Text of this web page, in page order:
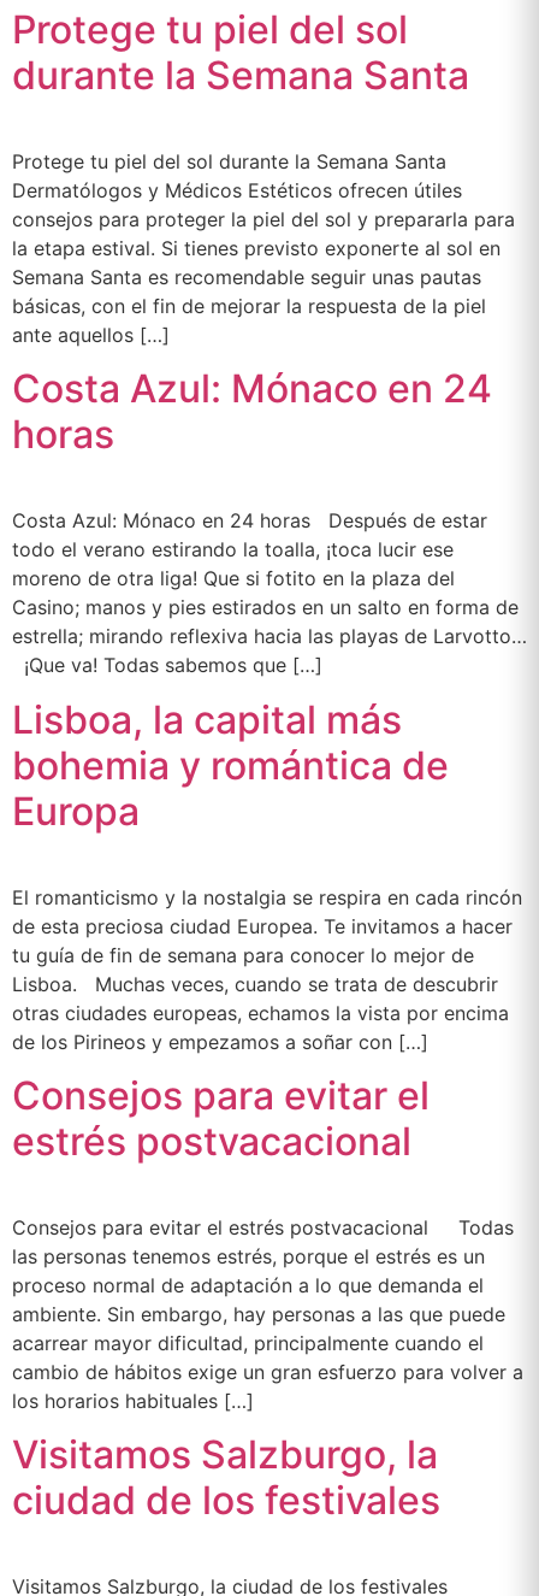
Protege tu piel del sol
durante la Semana Santa
Protege tu piel del sol durante la Semana Santa
Dermatólogos y Médicos Estéticos ofrecen útiles
consejos para proteger la piel del sol y prepararla para
la etapa estival. Si tienes previsto exponerte al sol en
Semana Santa es recomendable seguir unas pautas
básicas, con el fin de mejorar la respuesta de la piel
ante aquellos […]
Costa Azul: Mónaco en 24
horas
Costa Azul: Mónaco en 24 horas Después de estar
todo el verano estirando la toalla, ¡toca lucir ese
moreno de otra liga! Que si fotito en la plaza del
Casino; manos y pies estirados en un salto en forma de
estrella; mirando reflexiva hacia las playas de Larvotto…
¡Que va! Todas sabemos que […]
Lisboa, la capital más
bohemia y romántica de
Europa
El romanticismo y la nostalgia se respira en cada rincón
de esta preciosa ciudad Europea. Te invitamos a hacer
tu guía de fin de semana para conocer lo mejor de
Lisboa. Muchas veces, cuando se trata de descubrir
otras ciudades europeas, echamos la vista por encima
de los Pirineos y empezamos a soñar con […]
Consejos para evitar el
estrés postvacacional
Consejos para evitar el estrés postvacacional Todas
las personas tenemos estrés, porque el estrés es un
proceso normal de adaptación a lo que demanda el
ambiente. Sin embargo, hay personas a las que puede
acarrear mayor dificultad, principalmente cuando el
cambio de hábitos exige un gran esfuerzo para volver a
los horarios habituales […]
Visitamos Salzburgo, la
ciudad de los festivales
Visitamos Salzburgo, la ciudad de los festivales